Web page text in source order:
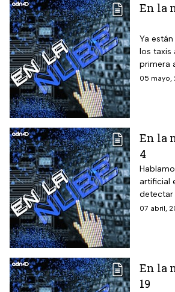
En la
Ya
los taxis
primera
05 mayo,
En la
4
artificial
detectar
de
07 abril,
En la
19